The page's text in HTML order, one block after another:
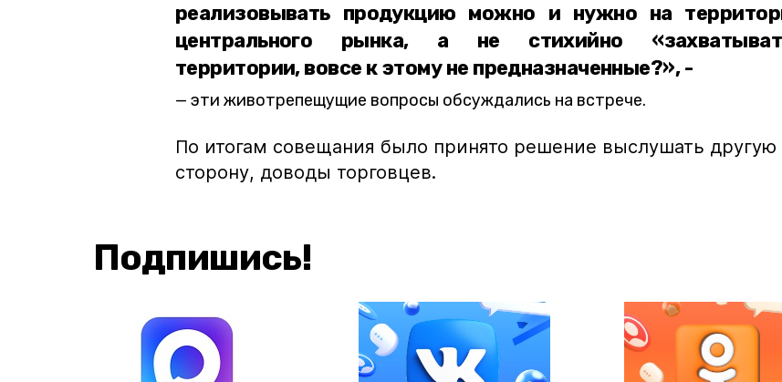
реализовывать продукцию можно и нужно на
центрального рынка, а не стихийно
территории, вовсе к этому не предназначенные?», -
эти животрепещущие вопросы обсуждались на встрече.
По итогам совещания было принято решение выслушать другую
сторону, доводы торговцев.
Подпишись!